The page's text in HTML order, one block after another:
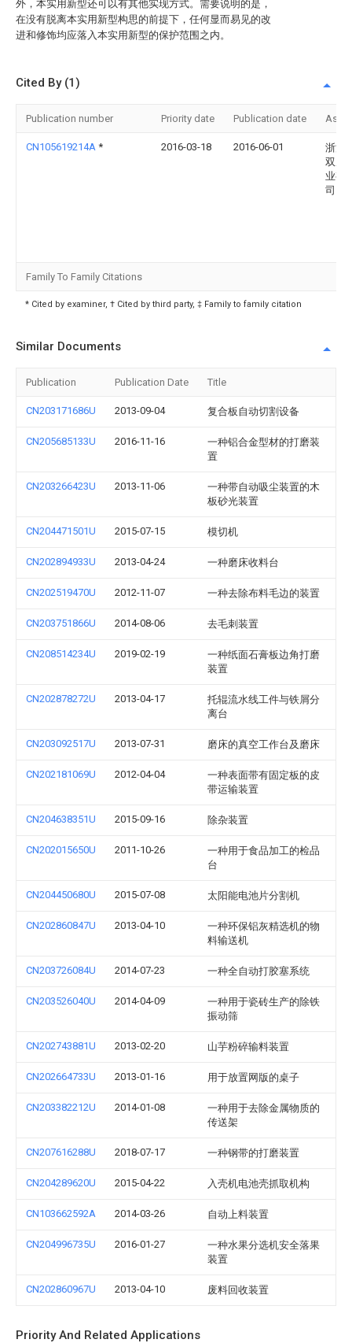
外，本实用新型还可以有其他实现方式。需要说明的是，
在没有脱离本实用新型构思的前提下，任何显而易见的改
进和修饰均应落入本实用新型的保护范围之内。
Cited By (1)
Publication number Priority date Publication date
CN105619214A * 2016-03-18 2016-06-01
浙江
双虎
业有
司
Family To Family Citations
* Cited by examiner, † Cited by third party, ‡ Family to family citation
Similar Documents
Publication Publication Date Title
CN203171686U 2013-09-04 复合板自动切割设备
CN205685133U 2016-11-16
一种铝合金型材的打磨装
置
CN203266423U 2013-11-06
一种带自动吸尘装置的木
板砂光装置
CN204471501U 2015-07-15 模切机
CN202894933U 2013-04-24 一种磨床收料台
CN202519470U 2012-11-07 一种去除布料毛边的装置
CN203751866U 2014-08-06 去毛刺装置
CN208514234U 2019-02-19
一种纸面石膏板边角打磨
装置
CN202878272U 2013-04-17
托辊流水线工件与铁屑分
离台
CN203092517U 2013-07-31 磨床的真空工作台及磨床
CN202181069U 2012-04-04
一种表面带有固定板的皮
带运输装置
CN204638351U 2015-09-16 除杂装置
CN202015650U 2011-10-26
一种用于食品加工的检品
台
CN204450680U 2015-07-08 太阳能电池片分割机
CN202860847U 2013-04-10
一种环保铝灰精选机的物
料输送机
CN203726084U 2014-07-23 一种全自动打胶塞系统
CN203526040U 2014-04-09
一种用于瓷砖生产的除铁
振动筛
CN202743881U 2013-02-20 山芋粉碎输料装置
CN202664733U 2013-01-16 用于放置网版的桌子
CN203382212U 2014-01-08
一种用于去除金属物质的
传送架
CN207616288U 2018-07-17 一种钢带的打磨装置
CN204289620U 2015-04-22 入壳机电池壳抓取机构
CN103662592A 2014-03-26 自动上料装置
CN204996735U 2016-01-27
一种水果分选机安全落果
装置
CN202860967U 2013-04-10 废料回收装置
Priority And Related Applications